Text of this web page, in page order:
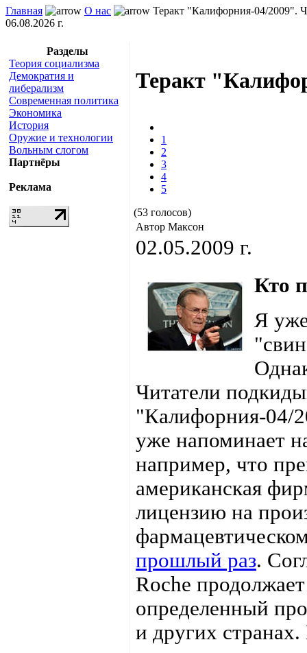
Главная О нас
Теракт "Калифорния-04/2009".
06.08.2026 г.
Разделы
Теория социализма
Демократия и
либерализм
Современная политика
Экономика
История
Оружие и технологии
Вольным слогом
Партнёры
Реклама
Теракт
1
2
3
4
5
(53 голосов)
Автор Максон
02.05.2009 г.
Кто
Я
Читатели
"Калифорния-04/
уже напоминает
например, что
американская
лицензию на
прошлый раз.
Roche
определенный
и других